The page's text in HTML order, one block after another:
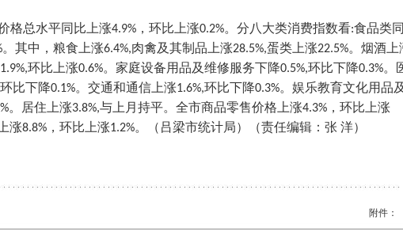
格总水平同比上涨4.9% ，环比上涨0.2%。分八大类消费指数看:食品类
。其中，粮食上涨6.4%,肉禽及其制品上涨28.5%,蛋类上涨22.5%。烟酒上
1.9%,环比上涨0.6%。家庭设备用品及维修服务下降0.5%,环比下降0.3%。
环比下降0.1%。交通和通信上涨1.6%,环比下降0.3%。娱乐教育文化用品
。居住上涨3.8%,与上月持平。全市商品零售价格上涨4.3% ，环比上涨
涨8.8% ，环比上涨1.2%。（吕梁市统计局）（责任编辑：张 洋）
附件：